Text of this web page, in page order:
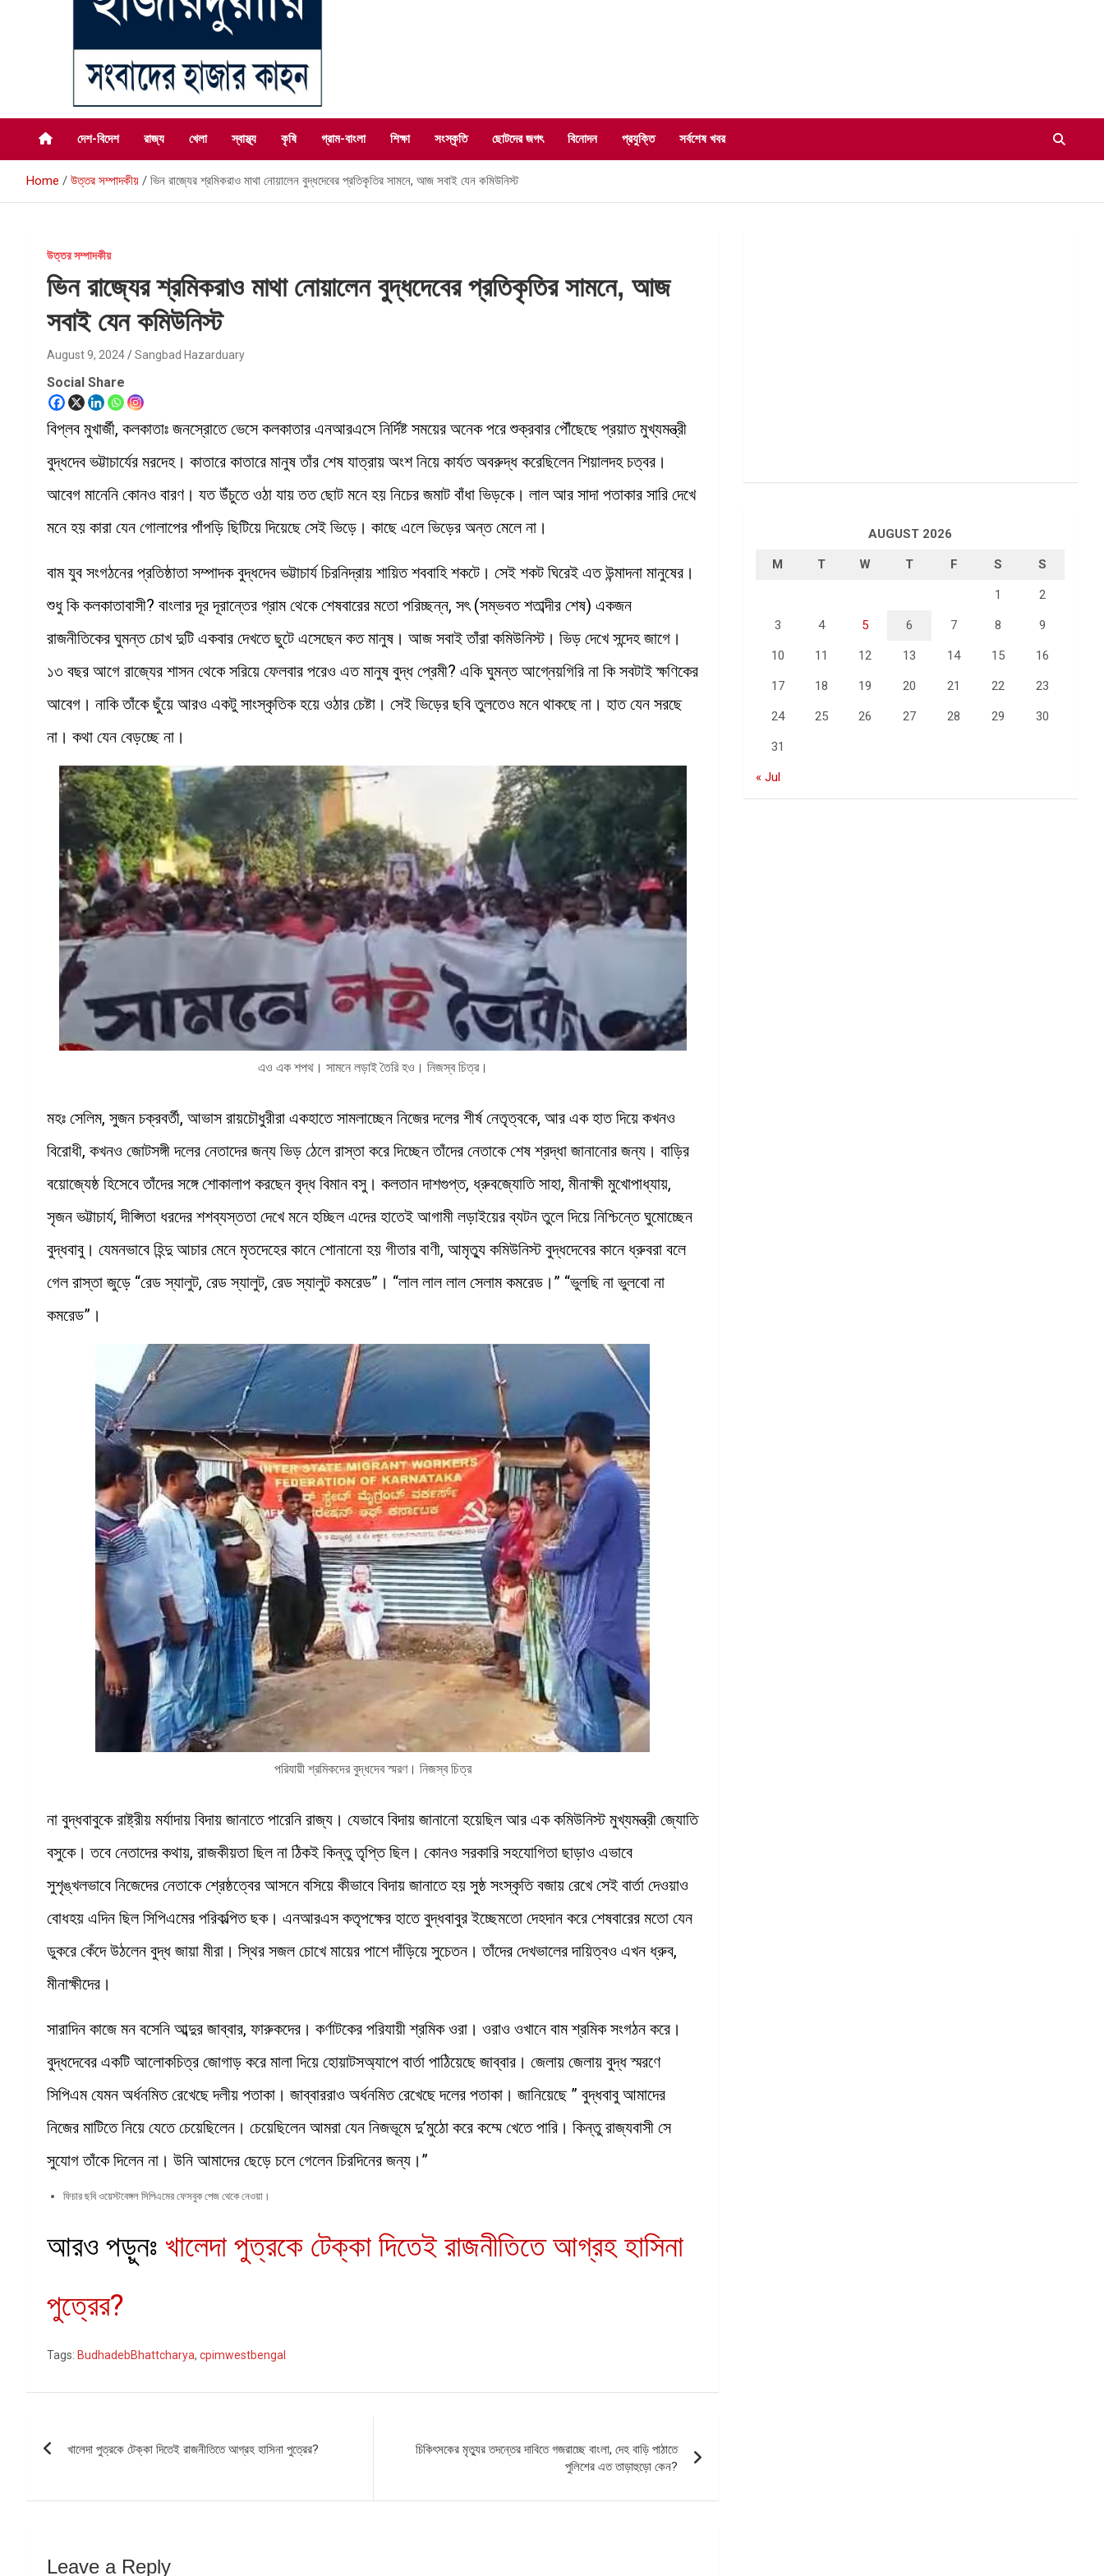
সংবাদ হাজারদুয়ারি
সংবাদের হাজার কাহন
দেশ-বিদেশ
রাজ্য খেলা স্বাস্থ্য কৃষি গ্রাম-বাংলা শিক্ষা সংস্কৃতি ছোটদের জগৎ বিনোদন প্রযুক্তি সর্বশেষ খবর
Home উত্তর সম্পাদকীয় ভিন রাজ্যের শ্রমিকরাও মাথা নোয়ালেন বুদ্ধদেবের প্রতিকৃতির সামনে, আজ সবাই যেন কমিউনিস্ট
উত্তর সম্পাদকীয়
ভিন রাজ্যের শ্রমিকরাও মাথা নোয়ালেন বুদ্ধদেবের প্রতিকৃতির সামনে, আজ
সবাই যেন কমিউনিস্ট
August 9, 2024 Sangbad Hazarduary
Social Share
বিপ্লব মুখার্জী, কলকাতাঃ জনস্রোতে ভেসে কলকাতার এনআরএসে নির্দিষ্ট সময়ের অনেক পরে শুক্রবার পৌঁছেছে প্রয়াত মুখ্যমন্ত্রী
বুদ্ধদেব ভট্টাচার্যের মরদেহ। কাতারে কাতারে মানুষ তাঁর শেষ যাত্রায় অংশ নিয়ে কার্যত অবরুদ্ধ করেছিলেন শিয়ালদহ চত্বর।
আবেগ মানেনি কোনও বারণ। যত উঁচুতে ওঠা যায় তত ছোট মনে হয় নিচের জমাট বাঁধা ভিড়কে। লাল আর সাদা পতাকার সারি দেখে
মনে হয় কারা যেন গোলাপের পাঁপড়ি ছিটিয়ে দিয়েছে সেই ভিড়ে। কাছে এলে ভিড়ের অন্ত মেলে না।
বাম যুব সংগঠনের প্রতিষ্ঠাতা সম্পাদক বুদ্ধদেব ভট্টাচার্য চিরনিদ্রায় শায়িত শববাহি শকটে। সেই শকট ঘিরেই এত উন্মাদনা মানুষের।
শুধু কি কলকাতাবাসী? বাংলার দূর দূরান্তের গ্রাম থেকে শেষবারের মতো পরিচ্ছন্ন, সৎ (সম্ভবত শতাব্দীর শেষ) একজন
রাজনীতিকের ঘুমন্ত চোখ দুটি একবার দেখতে ছুটে এসেছেন কত মানুষ। আজ সবাই তাঁরা কমিউনিস্ট। ভিড় দেখে সন্দেহ জাগে।
১৩ বছর আগে রাজ্যের শাসন থেকে সরিয়ে ফেলবার পরেও এত মানুষ বুদ্ধ প্রেমী? একি ঘুমন্ত আগ্নেয়গিরি না কি সবটাই ক্ষণিকের
আবেগ। নাকি তাঁকে ছুঁয়ে আরও একটু সাংস্কৃতিক হয়ে ওঠার চেষ্টা। সেই ভিড়ের ছবি তুলতেও মনে থাকছে না। হাত যেন সরছে
না। কথা যেন বেড়চ্ছে না।
এও এক শপথ। সামনে লড়াই তৈরি হও। নিজস্ব চিত্র।
মহঃ সেলিম, সুজন চক্রবর্তী, আভাস রায়চৌধুরীরা একহাতে সামলাচ্ছেন নিজের দলের শীর্ষ নেতৃত্বকে, আর এক হাত দিয়ে কখনও
বিরোধী, কখনও জোটসঙ্গী দলের নেতাদের জন্য ভিড় ঠেলে রাস্তা করে দিচ্ছেন তাঁদের নেতাকে শেষ শ্রদ্ধা জানানোর জন্য। বাড়ির
বয়োজ্যেষ্ঠ হিসেবে তাঁদের সঙ্গে শোকালাপ করছেন বৃদ্ধ বিমান বসু। কলতান দাশগুপ্ত, ধ্রুবজ্যোতি সাহা, মীনাক্ষী মুখোপাধ্যায়,
সৃজন ভট্টাচার্য, দীপ্সিতা ধরদের শশব্যস্ততা দেখে মনে হচ্ছিল এদের হাতেই আগামী লড়াইয়ের ব্যটন তুলে দিয়ে নিশ্চিন্তে ঘুমোচ্ছেন
বুদ্ধবাবু। যেমনভাবে হিন্দু আচার মেনে মৃতদেহের কানে শোনানো হয় গীতার বাণী, আমৃত্যু কমিউনিস্ট বুদ্ধদেবের কানে ধ্রুবরা বলে
গেল রাস্তা জুড়ে “রেড স্যালুট, রেড স্যালুট, রেড স্যালুট কমরেড”। “লাল লাল লাল সেলাম কমরেড।” “ভুলছি না ভুলবো না
কমরেড”।
পরিযায়ী শ্রমিকদের বুদ্ধদেব স্মরণ। নিজস্ব চিত্র
না বুদ্ধবাবুকে রাষ্ট্রীয় মর্যাদায় বিদায় জানাতে পারেনি রাজ্য। যেভাবে বিদায় জানানো হয়েছিল আর এক কমিউনিস্ট মুখ্যমন্ত্রী জ্যোতি
বসুকে। তবে নেতাদের কথায়, রাজকীয়তা ছিল না ঠিকই কিন্তু তৃপ্তি ছিল। কোনও সরকারি সহযোগিতা ছাড়াও এভাবে
সুশৃঙ্খলভাবে নিজেদের নেতাকে শ্রেষ্ঠত্বের আসনে বসিয়ে কীভাবে বিদায় জানাতে হয় সুষ্ঠ সংস্কৃতি বজায় রেখে সেই বার্তা দেওয়াও
বোধহয় এদিন ছিল সিপিএমের পরিকল্পিত ছক। এনআরএস কতৃপক্ষের হাতে বুদ্ধবাবুর ইচ্ছেমতো দেহদান করে শেষবারের মতো যেন
ডুকরে কেঁদে উঠলেন বুদ্ধ জায়া মীরা। স্থির সজল চোখে মায়ের পাশে দাঁড়িয়ে সুচেতন। তাঁদের দেখভালের দায়িত্বও এখন ধ্রুব,
মীনাক্ষীদের।
সারাদিন কাজে মন বসেনি আব্দুর জাব্বার, ফারুকদের। কর্ণাটকের পরিযায়ী শ্রমিক ওরা। ওরাও ওখানে বাম শ্রমিক সংগঠন করে।
বুদ্ধদেবের একটি আলোকচিত্র জোগাড় করে মালা দিয়ে হোয়াটসঅ্যাপে বার্তা পাঠিয়েছে জাব্বার। জেলায় জেলায় বুদ্ধ স্মরণে
সিপিএম যেমন অর্ধনমিত রেখেছে দলীয় পতাকা। জাব্বাররাও অর্ধনমিত রেখেছে দলের পতাকা। জানিয়েছে ” বুদ্ধবাবু আমাদের
নিজের মাটিতে নিয়ে যেতে চেয়েছিলেন। চেয়েছিলেন আমরা যেন নিজভূমে দু’মুঠো করে কম্মে খেতে পারি। কিন্তু রাজ্যবাসী সে
সুযোগ তাঁকে দিলেন না। উনি আমাদের ছেড়ে চলে গেলেন চিরদিনের জন্য।”
ফিচার ছবি ওয়েস্টবেঙ্গল সিপিএমের ফেসবুক পেজ থেকে নেওয়া।
আরও পড়ুনঃ খালেদা পুত্রকে টেক্কা দিতেই রাজনীতিতে আগ্রহ হাসিনা
পুত্রের?
Tags: BudhadebBhattcharya, cpimwestbengal
navigation
খালেদা পুত্রকে টেক্কা দিতেই রাজনীতিতে আগ্রহ হাসিনা পুত্রের?
চিকিৎসকের মৃত্যুর তদন্তের দাবিতে গজরাচ্ছে বাংলা, দেহ বাড়ি পাঠাতে
পুলিশের এত তাড়াহুড়ো কেন?
Leave a Reply
AUGUST 2026
M T W T F S S
1 2
3 4 5 6 7 8 9
10 11 12 13 14 15 16
17 18 19 20 21 22 23
24 25 26 27 28 29 30
31
« Jul